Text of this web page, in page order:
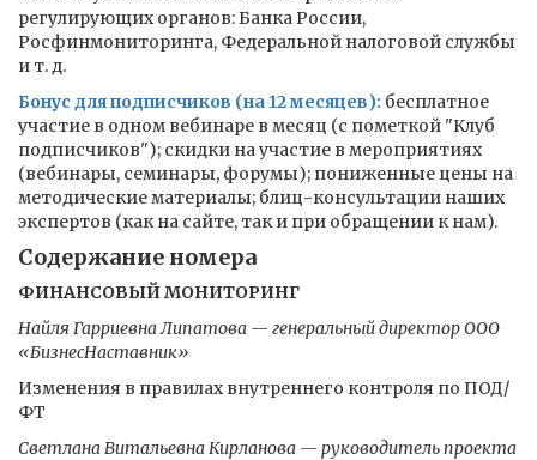
регулирующих органов: Банка России,
Росфинмониторинга, Федеральной налоговой службы
и т. д.
Бонус для подписчиков (на 12 месяцев): бесплатное
участие в одном вебинаре в месяц (с пометкой "Клуб
подписчиков"); скидки на участие в мероприятиях
(вебинары, семинары, форумы); пониженные цены на
методические материалы; блиц-консультации наших
экспертов (как на сайте, так и при обращении к нам).
Содержание номера
ФИНАНСОВЫЙ МОНИТОРИНГ
Найля Гарриевна Липатова — генеральный директор ООО
«БизнесНаставник»
Изменения в правилах внутреннего контроля по ПОД/
ФТ
Светлана Витальевна Кирланова — руководитель проекта